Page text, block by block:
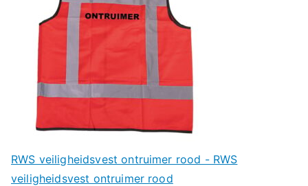
RWS veiligheidsvest ontruimer rood - RWS
veiligheidsvest ontruimer rood